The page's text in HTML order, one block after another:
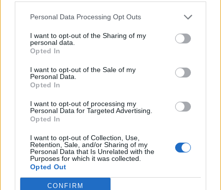
Personal Data Processing Opt Outs
I want to opt-out of the Sharing of my
personal data.
Opted In
I want to opt-out of the Sale of my
Personal Data.
Opted In
I want to opt-out of processing my
Personal Data for Targeted Advertising.
Opted In
I want to opt-out of Collection, Use,
Retention, Sale, and/or Sharing of my
Personal Data that Is Unrelated with the
Purposes for which it was collected.
Opted Out
CONFIRM
5 Benevento
5 Capitolina Cadetta
4 Rugby Roma
1 Rugby L’Aquila
1 Frascati
0 US Roma